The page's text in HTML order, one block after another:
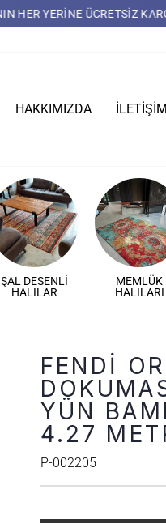
DÜNYANIN HER YERİNE
HAKKIMIZDA İLETIŞIM
ŞAL DESENLI
HALILAR
MEMLÜK
HALILARI
FENDI
YÜN
4.27
P-002205